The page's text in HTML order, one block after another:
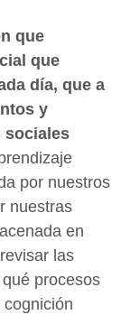
que
que
día, que a
y
sociales
por nuestros
nuestras
en
las
procesos